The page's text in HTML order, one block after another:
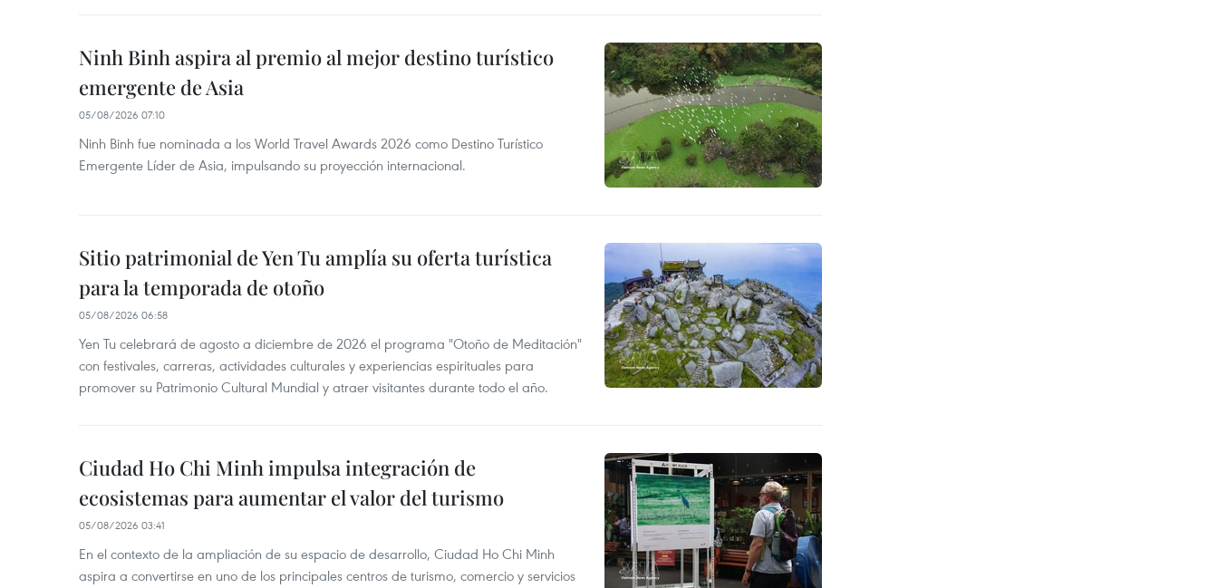
Ninh Binh aspira al premio al mejor destino turístico
emergente de Asia
05/08/2026 07:10
Ninh Binh fue nominada a los World Travel Awards 2026 como Destino Turístico
Emergente Líder de Asia, impulsando su proyección internacional.
Sitio patrimonial de Yen Tu amplía su oferta turística
para la temporada de otoño
05/08/2026 06:58
Yen Tu celebrará de agosto a diciembre de 2026 el programa "Otoño de Meditación"
con festivales, carreras, actividades culturales y experiencias espirituales para
promover su Patrimonio Cultural Mundial y atraer visitantes durante todo el año.
Ciudad Ho Chi Minh impulsa integración de
ecosistemas para aumentar el valor del turismo
05/08/2026 03:41
En el contexto de la ampliación de su espacio de desarrollo, Ciudad Ho Chi Minh
aspira a convertirse en uno de los principales centros de turismo, comercio y servicios